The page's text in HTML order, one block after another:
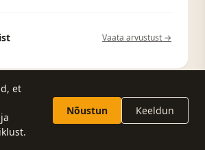
Vaata arvustust →
tellimisest kuni
Helista
et
Nõustun Keeldun